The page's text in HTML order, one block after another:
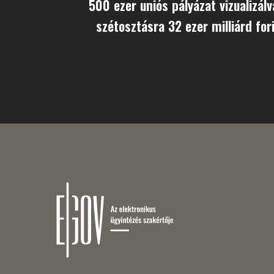
500 ezer uniós pályázat
szétosztásra 32 ezer milliárd